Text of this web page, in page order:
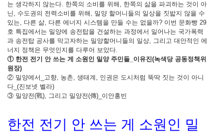
는 생각하지 않는다. 한쪽의 소비를 위해, 한쪽의 삶을 파괴하는 것이 아
닌, 수도권의 전력소비를 위해, 밀양 할머니들의 일상을 짓밟지 않을 수
있는, 다른 삶, 다른 에너지 시스템을 만들 수는 없을까? 이번 문화빵 29
호 특집에서는 밀양에 송전탑을 건설하는 과정에서 일어나는 국가폭력
과 송전탑 공사를 막고자하는 밀양할머니들의 일상, 그리고 대안적인 에
너지 정책은 무엇인지를 다루어 보았다.
① 한전 전기 안 쓰는 게 소원인 밀양 주민들_이유진(녹색당 공동정책위
원장)
② 밀양에서_고향, 농촌, 생태계, 인권은 도시처럼 뚝딱 짓는 것이 아니
다_(진보넷 벨라)
③ 밀양전(戰), 그리고 밀양전(傳)_이안홍빈
한전 전기 안 쓰는 게 소원인 밀